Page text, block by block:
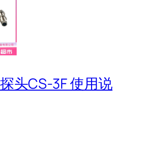
头CS-3F 使用说